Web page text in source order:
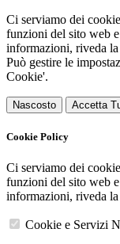
Ci serviamo dei
funzioni del sito web
informazioni, riveda la
Può gestire le
Cookie'.
Nascosto Accetta
Cookie Policy
Ci serviamo dei
funzioni del sito web
informazioni, riveda la
Cookie e Servizi